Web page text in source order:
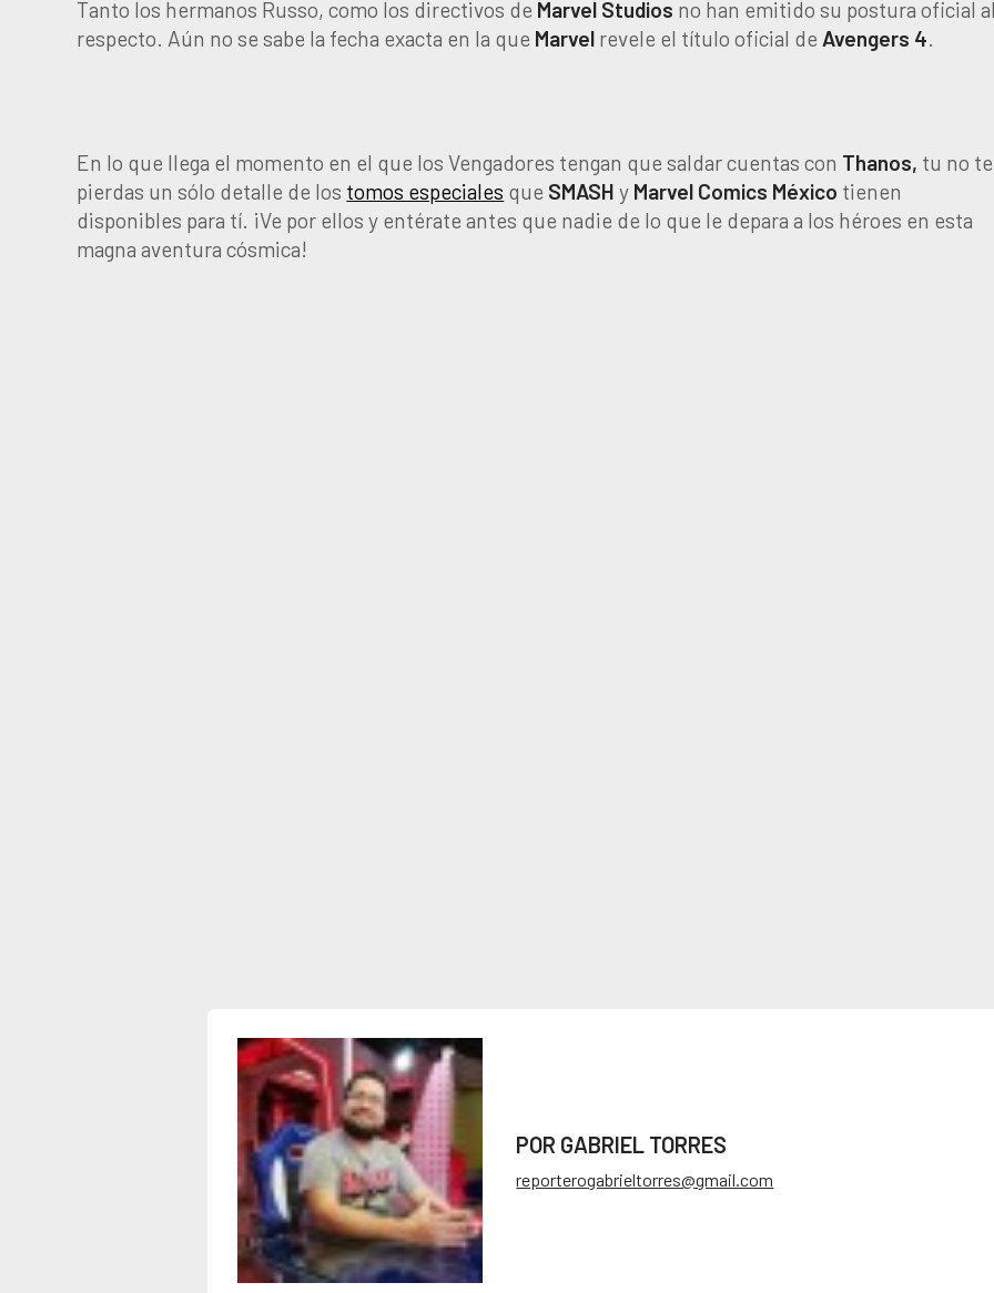
Tanto los hermanos Russo, como los directivos de Marvel Studios no han emitido su postura oficial
respecto. Aún no se sabe la fecha exacta en la que Marvel revele el título oficial de Avengers 4.
En lo que llega el momento en el que los Vengadores tengan que saldar cuentas con Thanos, tu no te
pierdas un sólo detalle de los tomos especiales que SMASH y Marvel Comics México tienen
disponibles para tí. ¡Ve por ellos y entérate antes que nadie de lo que le depara a los héroes en esta
magna aventura cósmica!
POR GABRIEL TORRES
reporterogabrieltorres@gmail.com